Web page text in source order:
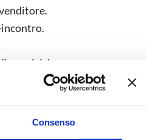
Consenso
acquisizione.
e crea i tuoi asset.
un top producer.